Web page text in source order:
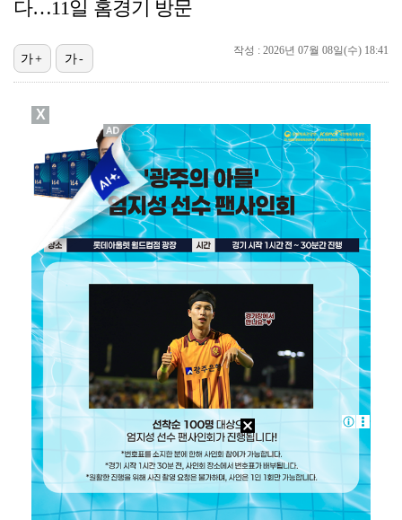
이강인, 드디어 아틀레티코 선수단과 만났다…시메오네 감…
'나솔' 24기 옥순, 출연료 미지급 폭로 "1년 넘게…
KBO, 기록적인 폭염으로 9일까지 리그 중단…내달 6…
다…11일 홈경기 방문
작성 : 2026년 07월 08일(수) 18:41
가+ 가-
X